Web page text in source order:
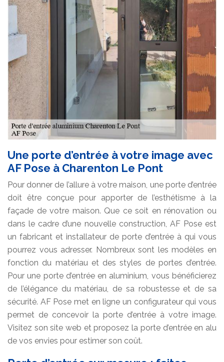
Une porte d’entrée à votre image avec
AF Pose à Charenton Le Pont
Pour donner de l’allure à votre maison, une porte d’entrée
doit être conçue pour apporter de l’esthétisme à la
façade de votre maison. Que ce soit en rénovation ou
dans le cadre d’une nouvelle construction, AF Pose est
un fabricant et installateur de porte d’entrée à qui vous
pourrez vous adresser. Nombreux sont les modèles en
fonction du matériau et des styles de portes d’entrée.
Pour une porte d’entrée en aluminium, vous bénéficierez
de l’élégance du matériau, de sa robustesse et de sa
sécurité. AF Pose met en ligne un configurateur qui vous
permet de concevoir la porte d’entrée à votre image.
Visitez son site web et proposez la porte d’entrée en alu
de vos envies pour estimer son coût.